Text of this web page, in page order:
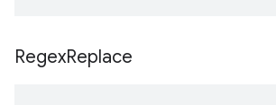
RegexReplace